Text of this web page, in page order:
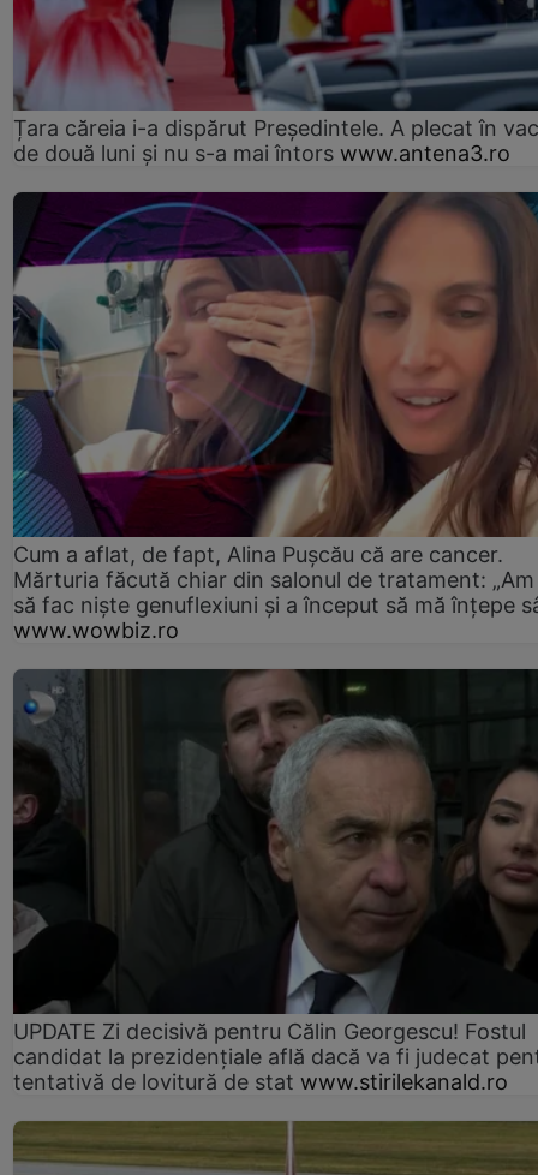
Țara căreia i-a dispărut Președintele. A plecat în
de două luni și nu s-a mai întors www.antena3.ro
Cum a aflat, de fapt, Alina Pușcău că are cancer.
Mărturia făcută chiar din salonul de tratament:
să fac niște genuflexiuni și a început să mă înțepe
www.wowbiz.ro
UPDATE Zi decisivă pentru Călin Georgescu! Fostul
candidat la prezidențiale află dacă va fi judecat
tentativă de lovitură de stat www.stirilekanald.ro